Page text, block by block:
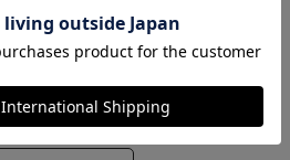
ンターで大満足です。
役に立った